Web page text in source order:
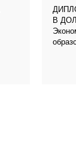
В